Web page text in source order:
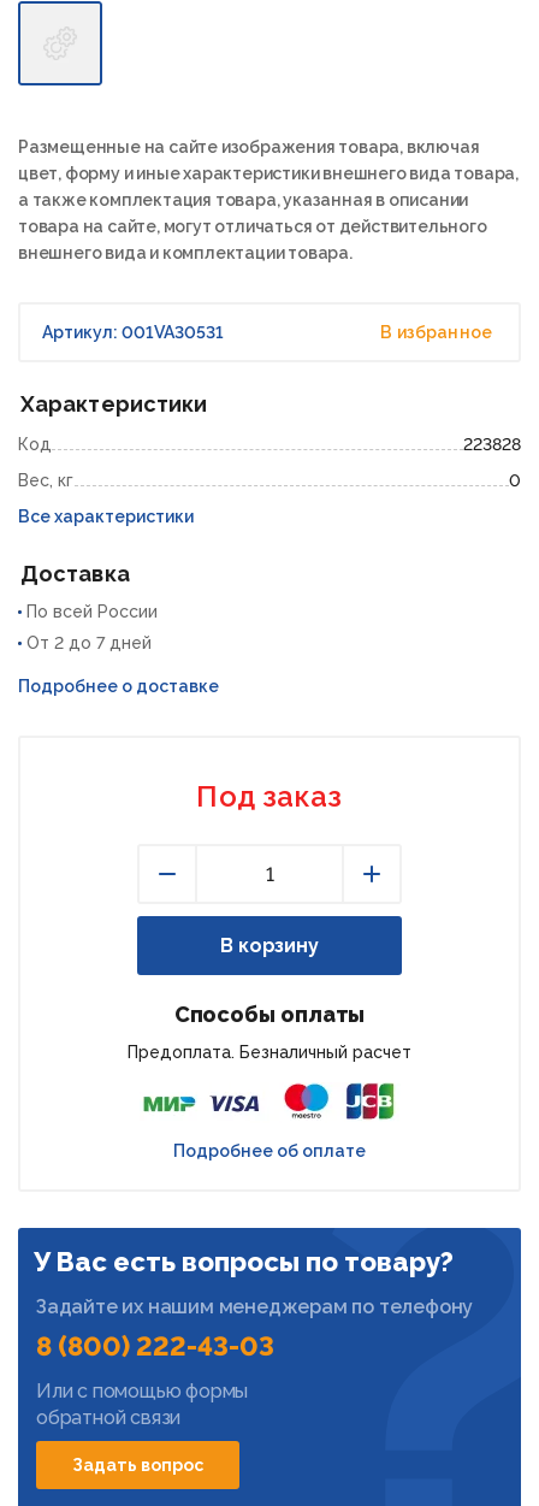
Размещенные на сайте изображения товара, включая
цвет, форму и иные характеристики внешнего вида товара,
а также комплектация товара, указанная в описании
товара на сайте, могут отличаться от действительного
внешнего вида и комплектации товара.
Артикул: 001VA30531 В избранное
Характеристики
Код
223828
Вес, кг
0
Все характеристики
Доставка
По всей России
От 2 до 7 дней
Подробнее о доставке
Под заказ
В корзину
Способы оплаты
Предоплата. Безналичный расчет
Подробнее об оплате
У Вас есть вопросы по товару?
Задайте их нашим менеджерам по телефону
8 (800) 222-43-03
Или с помощью формы
обратной связи
Задать вопрос